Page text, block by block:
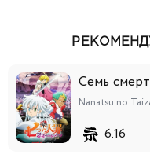
Nanatsu no
6.16